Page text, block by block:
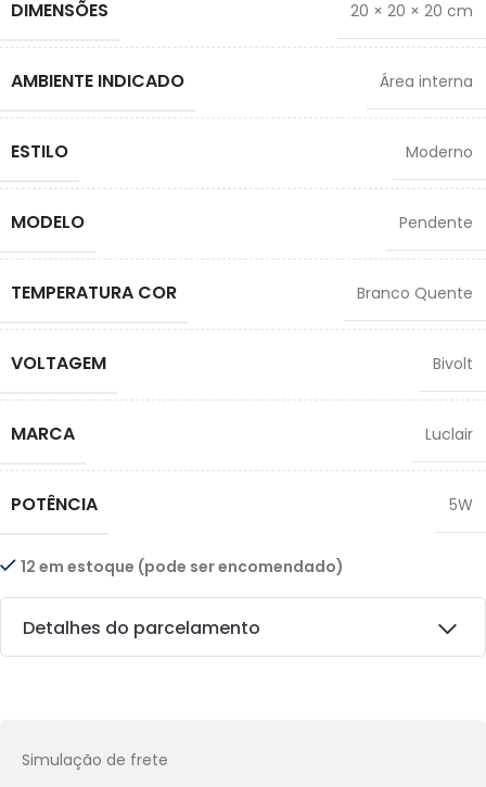
DIMENSÕES 20 × 20 × 20 cm
AMBIENTE INDICADO Área interna
ESTILO Moderno
MODELO Pendente
TEMPERATURA COR Branco Quente
VOLTAGEM Bivolt
MARCA Luclair
POTÊNCIA 5W
12 em estoque (pode ser encomendado)
Detalhes do parcelamento
Simulação de frete